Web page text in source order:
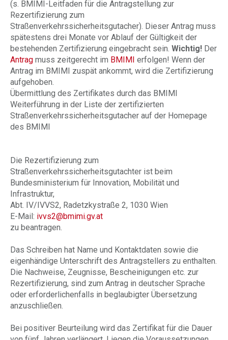
(s. BMIMI-Leitfaden für die Antragstellung zur
Rezertifizierung zum
Straßenverkehrssicherheitsgutacher). Dieser Antrag muss
spätestens drei Monate vor Ablauf der Gültigkeit der
bestehenden Zertifizierung eingebracht sein. Wichtig! Der
Antrag muss zeitgerecht im BMIMI erfolgen! Wenn der
Antrag im BMIMI zuspät ankommt, wird die Zertifizierung
aufgehoben.
Übermittlung des Zertifikates durch das BMIMI
Weiterführung in der Liste der zertifizierten
Straßenverkehrssicherheitsgutacher auf der Homepage
des BMIMI
Die Rezertifizierung zum
Straßenverkehrssicherheitsgutachter ist beim
Bundesministerium für Innovation, Mobilität und
Infrastruktur,
Abt. IV/IVVS2, Radetzkystraße 2, 1030 Wien
E-Mail: ivvs2@bmimi.gv.at
zu beantragen.
Das Schreiben hat Name und Kontaktdaten sowie die
eigenhändige Unterschrift des Antragstellers zu enthalten.
Die Nachweise, Zeugnisse, Bescheinigungen etc. zur
Rezertifizierung, sind zum Antrag in deutscher Sprache
oder erforderlichenfalls in beglaubigter Übersetzung
anzuschließen.
Bei positiver Beurteilung wird das Zertifikat für die Dauer